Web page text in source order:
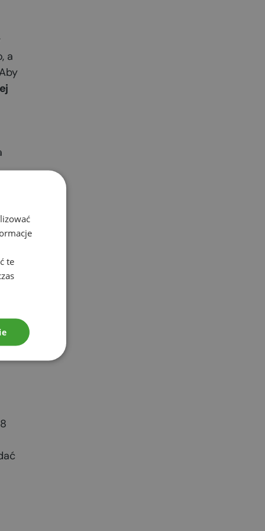
a
te